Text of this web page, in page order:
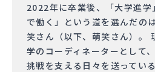
2022年に卒業後、「大学進学
で働く」という道を選んだの
笑さん（以下、萌笑さん）。
学のコーディネーターとして
挑戦を支える日々を送ってい